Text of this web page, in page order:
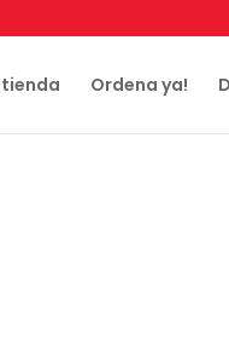
Ordena ya!